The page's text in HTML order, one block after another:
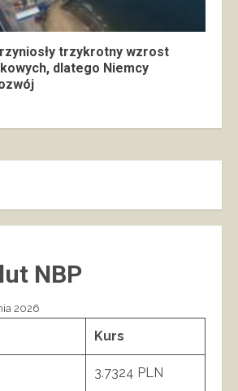
trzykrotny wzrost
dlatego Niemcy
NBP
2026
Kurs
3.7324 PLN